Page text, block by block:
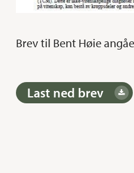
Brev til Bent Høie
Last ned brev